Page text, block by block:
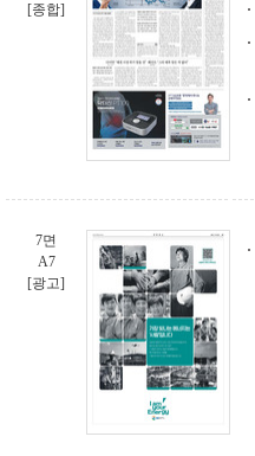
[종합]
7면
A7
[광고]